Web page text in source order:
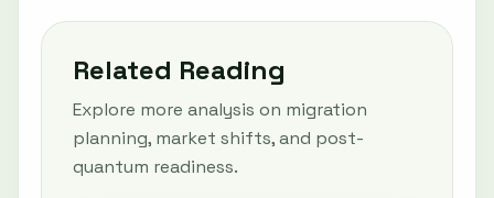
Related Reading
Explore more analysis on migration
planning, market shifts, and post-
quantum readiness.